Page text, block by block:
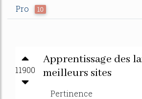
Pro 10
11900
Apprentissage des
meilleurs sites
Pertinence